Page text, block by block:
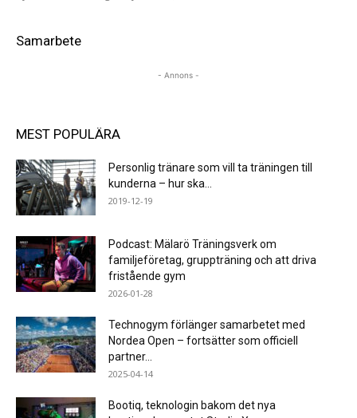
Samarbete
- Annons -
MEST POPULÄRA
Personlig tränare som vill ta träningen till
kunderna – hur ska...
2019-12-19
Podcast: Mälarö Träningsverk om
familjeföretag, gruppträning och att driva
fristående gym
2026-01-28
Technogym förlänger samarbetet med
Nordea Open – fortsätter som officiell
partner...
2025-04-14
Bootiq, teknologin bakom det nya